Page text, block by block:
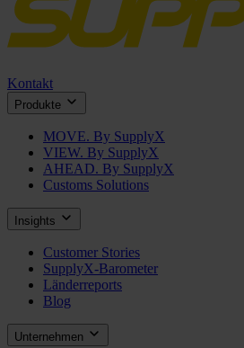
Kontakt
Produkte
MOVE. By SupplyX
VIEW. By SupplyX
AHEAD. By SupplyX
Customs Solutions
Insights
Customer Stories
SupplyX-Barometer
Länderreports
Blog
Unternehmen